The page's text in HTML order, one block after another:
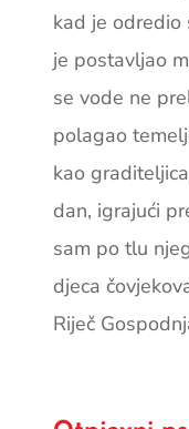
kad je odredio
je postavljao
se vode ne
polagao
kao
dan, igrajući
sam po tlu
djeca
Riječ